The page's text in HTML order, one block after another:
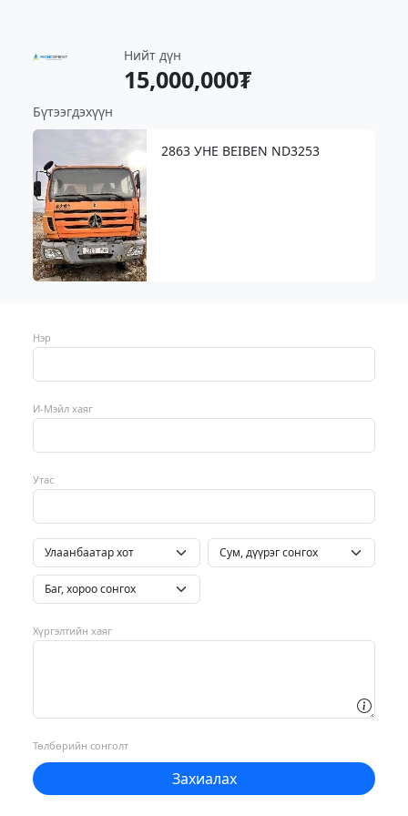
Нийт дүн
15,000,000₮
Бүтээгдэхүүн
2863 УНЕ BEIBEN ND3253
Нэр
И-Мэйл хаяг
Утас
Хүргэлтийн хаяг
Төлбөрийн сонголт
Захиалах